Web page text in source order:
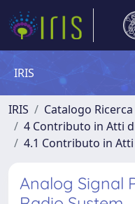
IRIS
IRIS
Catalogo Ricerca
4 Contributo in Atti
4.1 Contributo in
Analog Signal